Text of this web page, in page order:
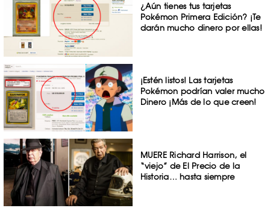
¿Aún tienes tus tarjetas
Pokémon Primera Edición? ¡Te
darán mucho dinero por ellas!
¡Estén listos! Las tarjetas
Pokémon podrían valer mucho
Dinero ¡Más de lo que creen!
MUERE Richard Harrison, el
“viejo” de El Precio de la
Historia… hasta siempre